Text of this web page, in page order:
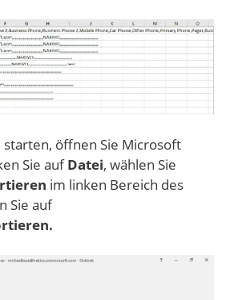
starten, öffnen Sie Microsoft
Sie aufDatei, wählen Sie
im linken Bereich des
Sie auf